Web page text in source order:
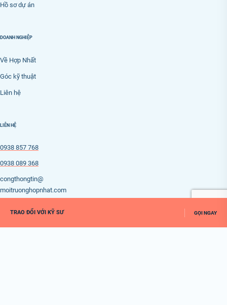
Hồ sơ dự án
DOANH NGHIỆP
Về Hợp Nhất
Góc kỹ thuật
Liên hệ
LIÊN HỆ
0938 857 768
0938 089 368
congthongtin@
moitruonghopnhat.com
TRAO ĐỔI VỚI KỸ SƯ GỌI NGAY